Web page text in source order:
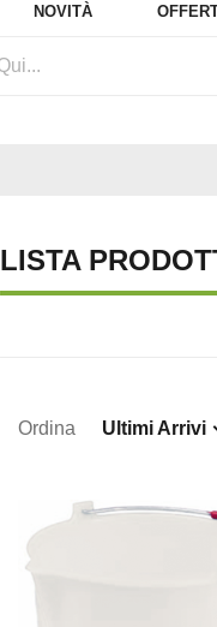
NOVITÀ
LISTA
Ordina Ultimi Arrivi